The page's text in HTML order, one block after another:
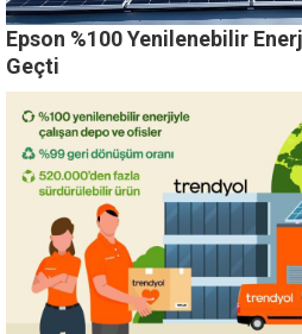
Epson %100 Yenilenebilir
Geçti